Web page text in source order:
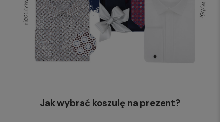
Jak wybrać koszulę na prezent?